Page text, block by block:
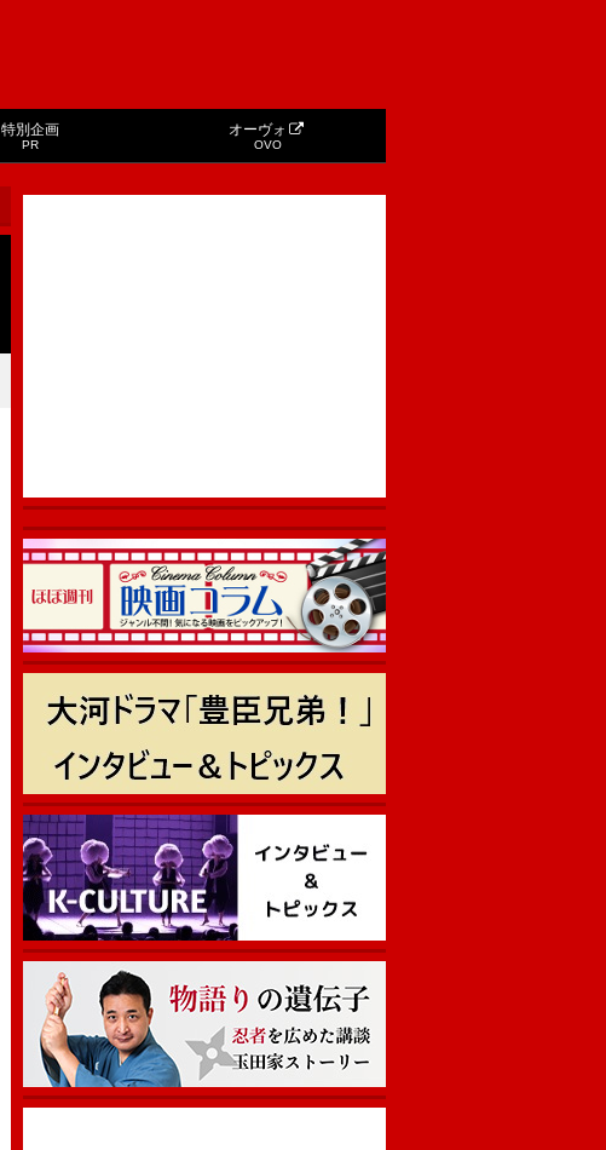
特別企画
PR
オーヴォ
OVO